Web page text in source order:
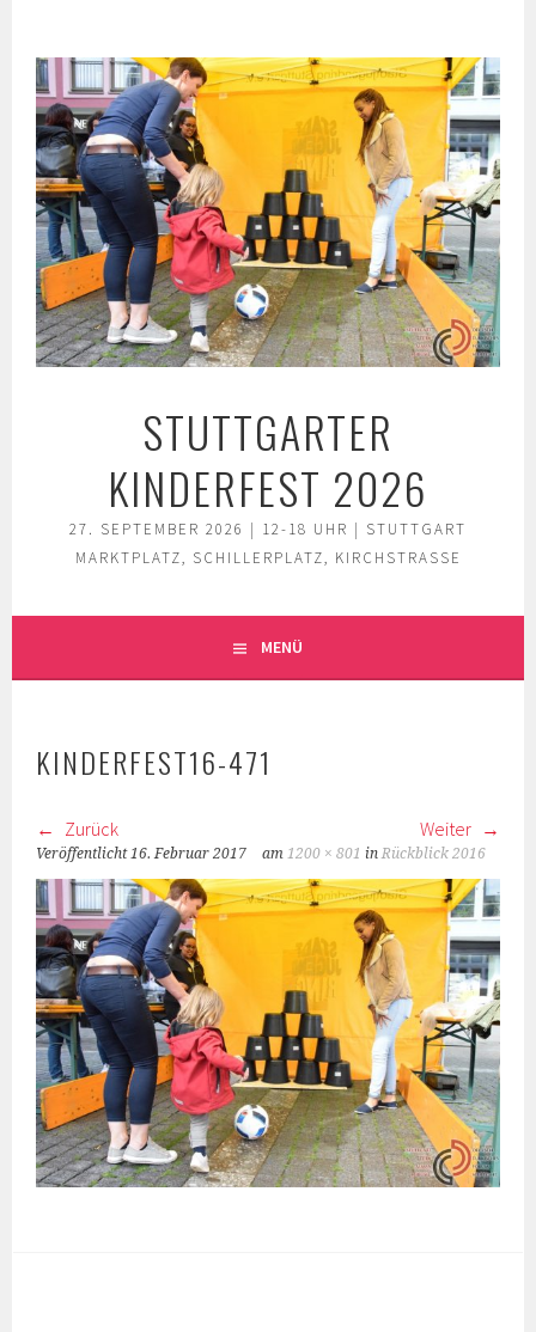
Inhalt
STUTTGARTER
KINDERFEST 2026
27. SEPTEMBER 2026 | 12-18 UHR | STUTTGART
MARKTPLATZ, SCHILLERPLATZ, KIRCHSTRASSE
MENÜ
KINDERFEST16-471
Zurück Weiter
Veröffentlicht 16. Februar 2017 am 1200 × 801 in Rückblick 2016